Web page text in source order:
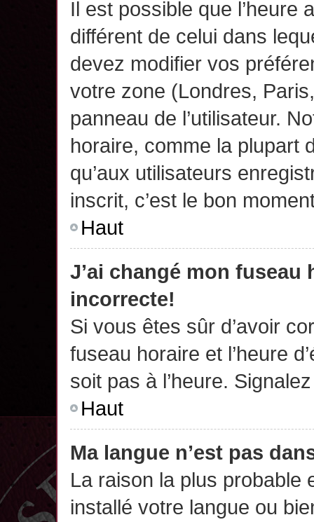
Il est possible que l’heure
différent de celui dans
devez modifier vos
votre zone (Londres,
panneau de l’utilisateur.
horaire, comme la plupart
qu’aux utilisateurs
inscrit, c’est le bon
Haut
J’ai changé mon fuseau
incorrecte!
Si vous êtes sûr d’avoir
fuseau horaire et l’heure
soit pas à l’heure.
Haut
Ma langue n’est pas
La raison la plus probable
installé votre langue ou